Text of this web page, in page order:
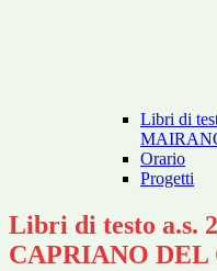
Libri di
Orario
Progetti
Libri di testo a.s.
CAPRIANO